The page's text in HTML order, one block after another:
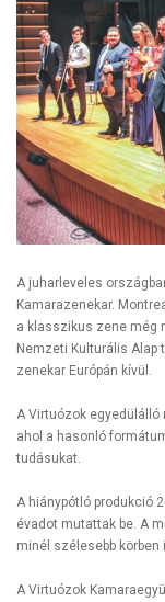
A juharleveles
Kamarazenekar.
a klasszikus zene még
Nemzeti Kulturális
zenekar Európán kívül.
A Virtuózok
ahol a hasonló
tudásukat.
A hiánypótló produkció
évadot mutattak be. A
minél szélesebb
A Virtuózok